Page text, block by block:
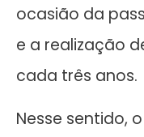
ocasião da
e a realização
cada três anos.
Nesse sentido,